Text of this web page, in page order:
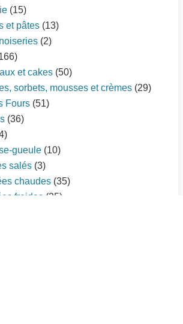
(15)
et pâtes (13)
(2)
et cakes (50)
sorbets, mousses et crèmes (29)
Fours (51)
(36)
gueule (10)
salés (3)
chaudes (35)
froides (25)